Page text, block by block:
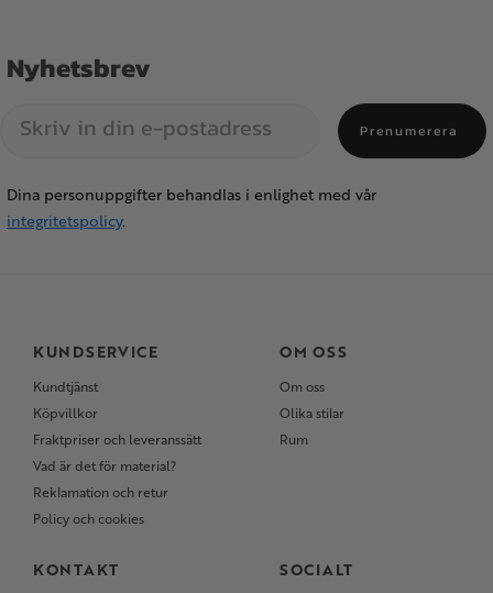
Nyhetsbrev
Prenumerera
Dina personuppgifter behandlas i enlighet med vår
integritetspolicy.
KUNDSERVICE
Kundtjänst
Köpvillkor
Fraktpriser och leveranssätt
Vad är det för material?
Reklamation och retur
Policy och cookies
OM OSS
Om oss
Olika stilar
Rum
KONTAKT SOCIALT